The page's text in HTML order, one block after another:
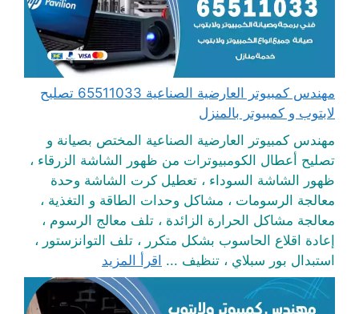
مهندس كمبيوتر العارضية الصناعية 65511033 تصليح
لابتوب و كمبيوتر بالمنزل
مهندس كمبيوتر العارضية الصناعية المختص بصيانة و
تصليح أعطال الكومبيوترات من ظهور الشاشة الزرقاء ،
ظهور الشاشة السوداء ، تعطيل كرت الشاشة وحدة
معالجة الرسومات ، مشاكل وحدات الطاقة و التغذية ،
معالجة مشاكل الحرارة الزائدة ، تلف معالج الرسوم ،
إعادة اقلاع الحاسوب بشكل متكرر ، تلف التوانزستور ،
استبدال بور سبلاي ، تنظيف ... اقرأ المزيد